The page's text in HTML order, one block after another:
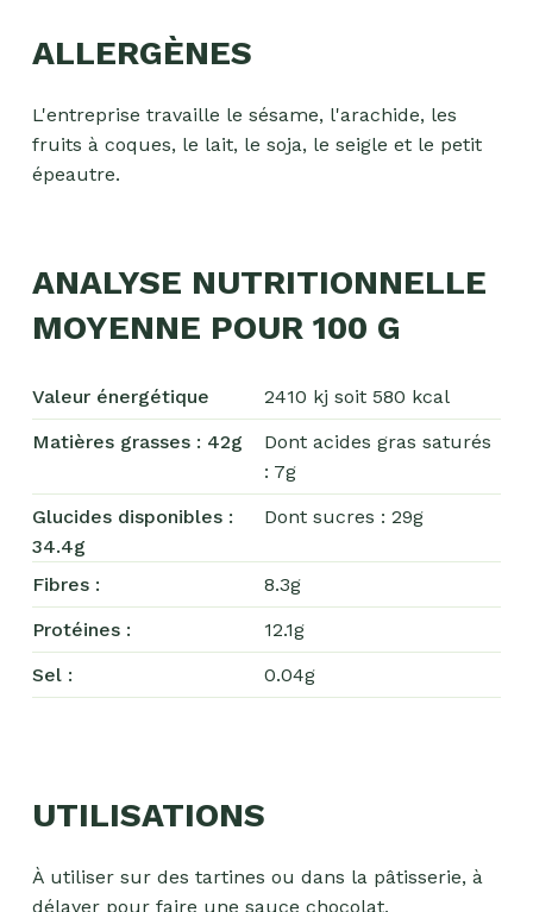
ALLERGÈNES
L'entreprise travaille le sésame, l'arachide, les
fruits à coques, le lait, le soja, le seigle et le petit
épeautre.
ANALYSE NUTRITIONNELLE
MOYENNE POUR 100 G
Valeur énergétique
2410 kj soit 580 kcal
Matières grasses : 42g
Dont acides gras saturés
: 7g
Glucides disponibles :
34.4g
Dont sucres : 29g
Fibres :
8.3g
Protéines :
12.1g
Sel :
0.04g
UTILISATIONS
À utiliser sur des tartines ou dans la pâtisserie, à
délayer pour faire une sauce chocolat,
Chocolat
poudre